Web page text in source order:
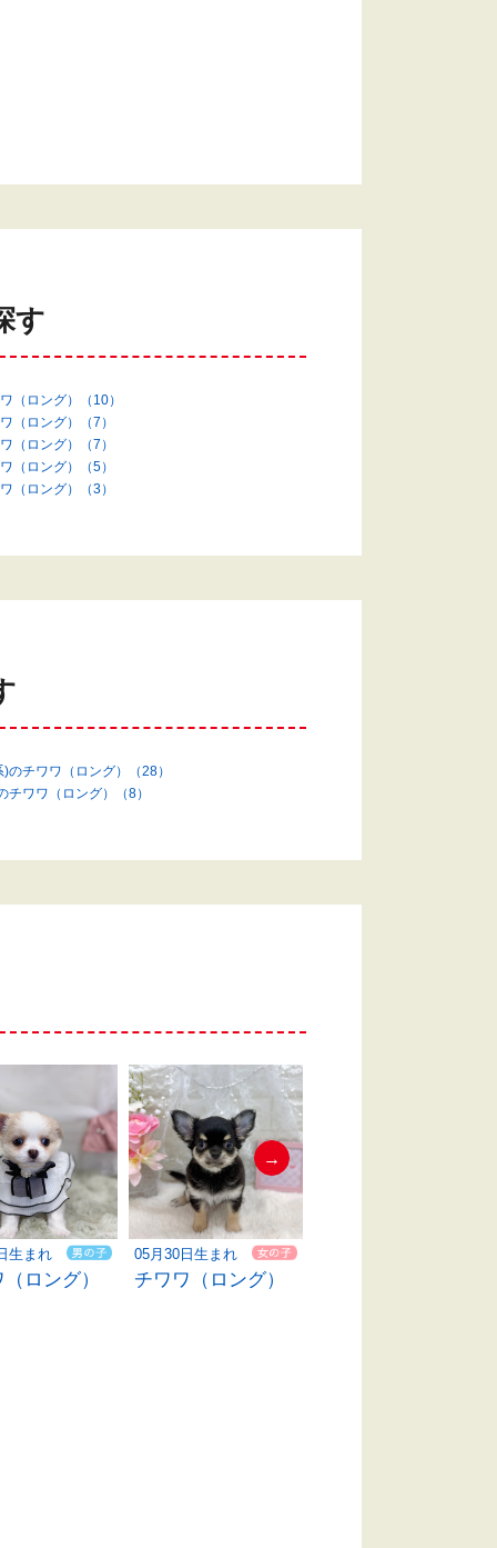
す
（ロング）（10）
（ロング）（7）
（ロング）（7）
（ロング）（5）
（ロング）（3）
のチワワ（ロング）（28）
チワワ（ロング）（8）
生まれ
ロング）
05月30日生まれ
チワワ（ロング）
→